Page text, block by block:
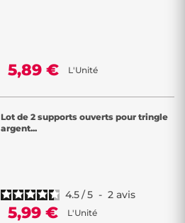
5,89 € L'Unité
Lot de 2 supports ouverts pour tringle
argent...
4.5/5 - 2 avis
5,99 € L'Unité